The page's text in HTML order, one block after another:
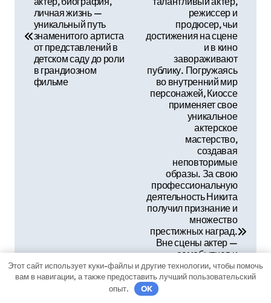
в
з
а
личная жизнь —
уникальный путь
знаменитого артиста
от представлений в
детском саду до роли
в грандиозном
фильме
режиссер и
продюсер, чьи
достижения на сцене
и в кино
завораживают
публику. Погружаясь
во внутренний мир
персонажей, Киоссе
применяет свое
уникальное
актерское
мастерство,
создавая
неповторимые
образы. За свою
профессиональную
деятельность Никита
получил признание и
множество
престижных наград.
Вне сцены актер —
самобытная и
харизматическая
личность,
Этот сайт использует куки-файлы и другие технологии, чтобы помочь
вам в навигации, а также предоставить лучший пользовательский
опыт.
OK